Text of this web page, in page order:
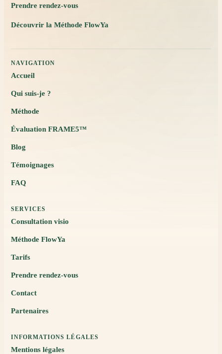
Prendre rendez-vous
Découvrir la Méthode FlowYa
NAVIGATION
Accueil
Qui suis-je ?
Méthode
Évaluation FRAME5™
Blog
Témoignages
FAQ
SERVICES
Consultation visio
Méthode FlowYa
Tarifs
Prendre rendez-vous
Contact
Partenaires
INFORMATIONS LÉGALES
Mentions légales